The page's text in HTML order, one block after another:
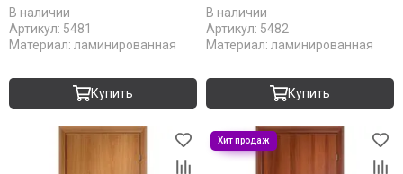
В наличии
Артикул: 5481
Материал: ламинированная
Купить
В наличии
Артикул: 5482
Материал: ламинированная
Купить